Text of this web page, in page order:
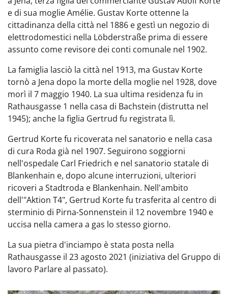
e di sua moglie Amélie. Gustav Korte ottenne la
cittadinanza della città nel 1886 e gestì un negozio di
elettrodomestici nella Löbderstraße prima di essere
assunto come revisore dei conti comunale nel 1902.
La famiglia lasciò la città nel 1913, ma Gustav Korte
tornò a Jena dopo la morte della moglie nel 1928, dove
morì il 7 maggio 1940. La sua ultima residenza fu in
Rathausgasse 1 nella casa di Bachstein (distrutta nel
1945); anche la figlia Gertrud fu registrata lì.
Gertrud Korte fu ricoverata nel sanatorio e nella casa
di cura Roda già nel 1907. Seguirono soggiorni
nell'ospedale Carl Friedrich e nel sanatorio statale di
Blankenhain e, dopo alcune interruzioni, ulteriori
ricoveri a Stadtroda e Blankenhain. Nell'ambito
dell'"Aktion T4", Gertrud Korte fu trasferita al centro di
sterminio di Pirna-Sonnenstein il 12 novembre 1940 e
uccisa nella camera a gas lo stesso giorno.
La sua pietra d'inciampo è stata posta nella
Rathausgasse il 23 agosto 2021 (iniziativa del Gruppo di
lavoro Parlare al passato).